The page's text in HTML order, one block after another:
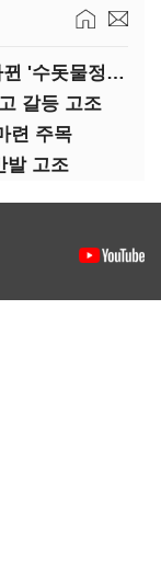
“여기가 배수지였어?” 공원으로 바뀐 '수돗물정거장'
갈등 고조
련 주목
발 고조